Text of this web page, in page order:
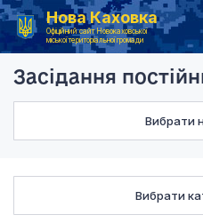
Нова Каховка
Офіційний сайт Новокаховської
міської територіальної громади
Головна Засідання
Засідання
Вибрати
Вибрати